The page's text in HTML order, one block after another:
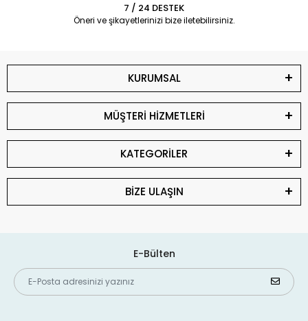
7 / 24 DESTEK
Öneri ve şikayetlerinizi bize iletebilirsiniz.
KURUMSAL
MÜŞTERİ HİZMETLERİ
KATEGORİLER
BİZE ULAŞIN
E-Bülten